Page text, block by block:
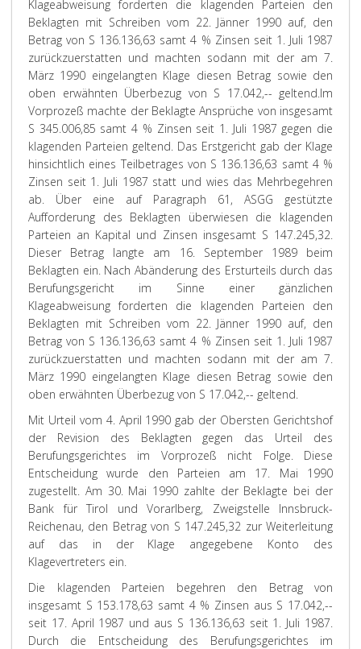
Klageabweisung forderten die klagenden Parteien den
Beklagten mit Schreiben vom 22. Jänner 1990 auf, den
Betrag von S 136.136,63 samt 4 % Zinsen seit 1. Juli 1987
zurückzuerstatten und machten sodann mit der am 7.
März 1990 eingelangten Klage diesen Betrag sowie den
oben erwähnten Überbezug von S 17.042,-- geltend.Im
Vorprozeß machte der Beklagte Ansprüche von insgesamt
S 345.006,85 samt 4 % Zinsen seit 1. Juli 1987 gegen die
klagenden Parteien geltend. Das Erstgericht gab der Klage
hinsichtlich eines Teilbetrages von S 136.136,63 samt 4 %
Zinsen seit 1. Juli 1987 statt und wies das Mehrbegehren
ab. Über eine auf Paragraph 61, ASGG gestützte
Aufforderung des Beklagten überwiesen die klagenden
Parteien an Kapital und Zinsen insgesamt S 147.245,32.
Dieser Betrag langte am 16. September 1989 beim
Beklagten ein. Nach Abänderung des Ersturteils durch das
Berufungsgericht im Sinne einer gänzlichen
Klageabweisung forderten die klagenden Parteien den
Beklagten mit Schreiben vom 22. Jänner 1990 auf, den
Betrag von S 136.136,63 samt 4 % Zinsen seit 1. Juli 1987
zurückzuerstatten und machten sodann mit der am 7.
März 1990 eingelangten Klage diesen Betrag sowie den
oben erwähnten Überbezug von S 17.042,-- geltend.
Mit Urteil vom 4. April 1990 gab der Obersten Gerichtshof
der Revision des Beklagten gegen das Urteil des
Berufungsgerichtes im Vorprozeß nicht Folge. Diese
Entscheidung wurde den Parteien am 17. Mai 1990
zugestellt. Am 30. Mai 1990 zahlte der Beklagte bei der
Bank für Tirol und Vorarlberg, Zweigstelle Innsbruck-
Reichenau, den Betrag von S 147.245,32 zur Weiterleitung
auf das in der Klage angegebene Konto des
Klagevertreters ein.
Die klagenden Parteien begehren den Betrag von
insgesamt S 153.178,63 samt 4 % Zinsen aus S 17.042,--
seit 17. April 1987 und aus S 136.136,63 seit 1. Juli 1987.
Durch die Entscheidung des Berufungsgerichtes im